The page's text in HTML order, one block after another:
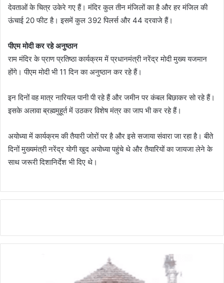
देवताओं के चित्र उकेरे गए हैं। मंदिर कुल तीन मंजिलों का है और हर मंजिल की
ऊंचाई 20 फीट है। इसमें कुल 392 पिलर्स और 44 दरवाजे हैं।
पीएम मोदी कर रहे अनुष्ठान
राम मंदिर के प्राण प्रतिष्ठा कार्यक्रम में प्रधानमंत्री नरेंद्र मोदी मुख्य यजमान
होंगे। पीएम मोदी भी 11 दिन का अनुष्ठान कर रहे हैं।
इन दिनों वह मात्र नारियल पानी पी रहे हैं और जमीन पर कंबल बिछाकर सो रहे हैं।
इसके अलावा ब्रह्ममुहूर्त में उठकर विशेष मंत्र का जाप भी कर रहे हैं।
अयोध्या में कार्यक्रम की तैयारी जोरों पर है और इसे सजाया संवारा जा रहा है। बीते
दिनों मुख्यमंत्री नरेंद्र योगी खुद अयोध्या पहुंचे थे और तैयारियों का जायजा लेने के
साथ जरूरी दिशानिर्देश भी दिए थे।